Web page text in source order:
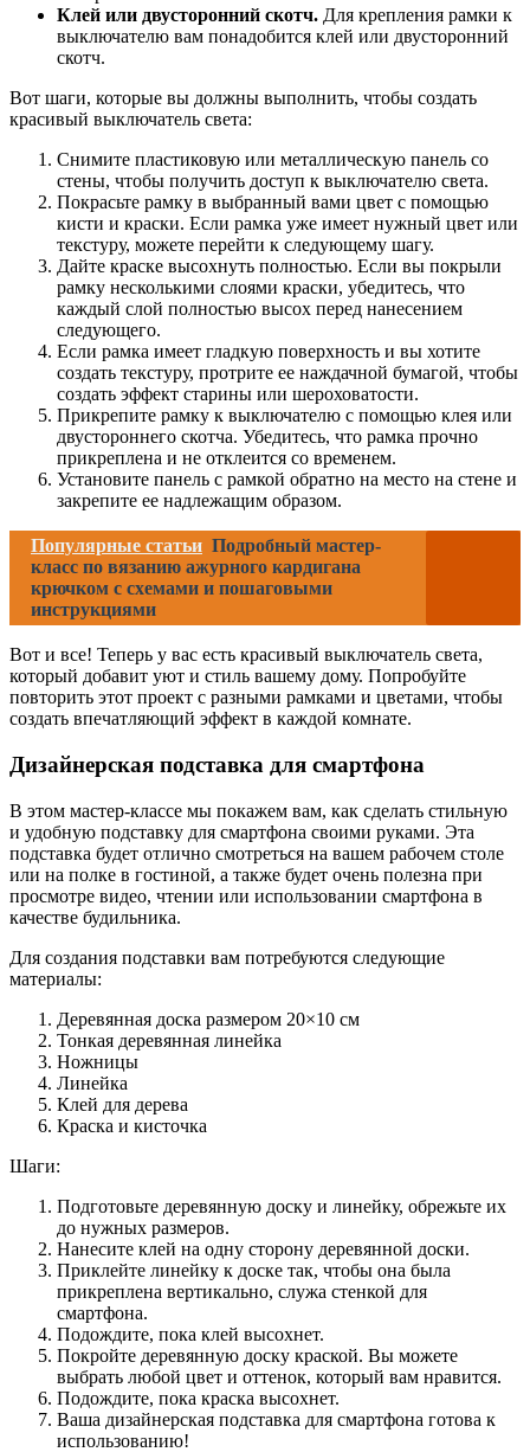
Клей или двусторонний скотч. Для крепления рамки к
выключателю вам понадобится клей или двусторонний
скотч.
Вот шаги, которые вы должны выполнить, чтобы создать
красивый выключатель света:
Снимите пластиковую или металлическую панель со
стены, чтобы получить доступ к выключателю света.
Покрасьте рамку в выбранный вами цвет с помощью
кисти и краски. Если рамка уже имеет нужный цвет или
текстуру, можете перейти к следующему шагу.
Дайте краске высохнуть полностью. Если вы покрыли
рамку несколькими слоями краски, убедитесь, что
каждый слой полностью высох перед нанесением
следующего.
Если рамка имеет гладкую поверхность и вы хотите
создать текстуру, протрите ее наждачной бумагой, чтобы
создать эффект старины или шероховатости.
Прикрепите рамку к выключателю с помощью клея или
двустороннего скотча. Убедитесь, что рамка прочно
прикреплена и не отклеится со временем.
Установите панель с рамкой обратно на место на стене и
закрепите ее надлежащим образом.
Популярные статьи Подробный мастер-
класс по вязанию ажурного кардигана
крючком с схемами и пошаговыми
инструкциями
Вот и все! Теперь у вас есть красивый выключатель света,
который добавит уют и стиль вашему дому. Попробуйте
повторить этот проект с разными рамками и цветами, чтобы
создать впечатляющий эффект в каждой комнате.
Дизайнерская подставка для смартфона
В этом мастер-классе мы покажем вам, как сделать стильную
и удобную подставку для смартфона своими руками. Эта
подставка будет отлично смотреться на вашем рабочем столе
или на полке в гостиной, а также будет очень полезна при
просмотре видео, чтении или использовании смартфона в
качестве будильника.
Для создания подставки вам потребуются следующие
материалы:
Деревянная доска размером 20×10 см
Тонкая деревянная линейка
Ножницы
Линейка
Клей для дерева
Краска и кисточка
Шаги:
Подготовьте деревянную доску и линейку, обрежьте их
до нужных размеров.
Нанесите клей на одну сторону деревянной доски.
Приклейте линейку к доске так, чтобы она была
прикреплена вертикально, служа стенкой для
смартфона.
Подождите, пока клей высохнет.
Покройте деревянную доску краской. Вы можете
выбрать любой цвет и оттенок, который вам нравится.
Подождите, пока краска высохнет.
Ваша дизайнерская подставка для смартфона готова к
использованию!